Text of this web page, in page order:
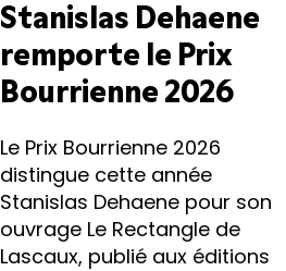
Stanislas Dehaene
remporte le Prix
Bourrienne 2026
Le Prix Bourrienne 2026
distingue cette année
Stanislas Dehaene pour son
ouvrage Le Rectangle de
Lascaux, publié aux éditions